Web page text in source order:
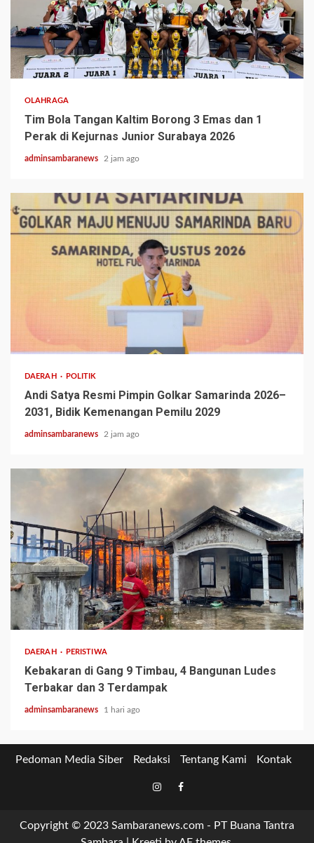
3 min read
OLAHRAGA
Tim Bola Tangan Kaltim Borong 3 Emas dan 1
Perak di Kejurnas Junior Surabaya 2026
adminsambaranews 2 jam ago
2 min read
DAERAH POLITIK
Andi Satya Resmi Pimpin Golkar Samarinda 2026–
2031, Bidik Kemenangan Pemilu 2029
adminsambaranews 2 jam ago
2 min read
DAERAH PERISTIWA
Kebakaran di Gang 9 Timbau, 4 Bangunan Ludes
Terbakar dan 3 Terdampak
adminsambaranews 1 hari ago
Pedoman Media Siber Redaksi Tentang Kami Kontak
Tiktok
InstagramFacebook
Copyright © 2023 Sambaranews.com - PT Buana Tantra